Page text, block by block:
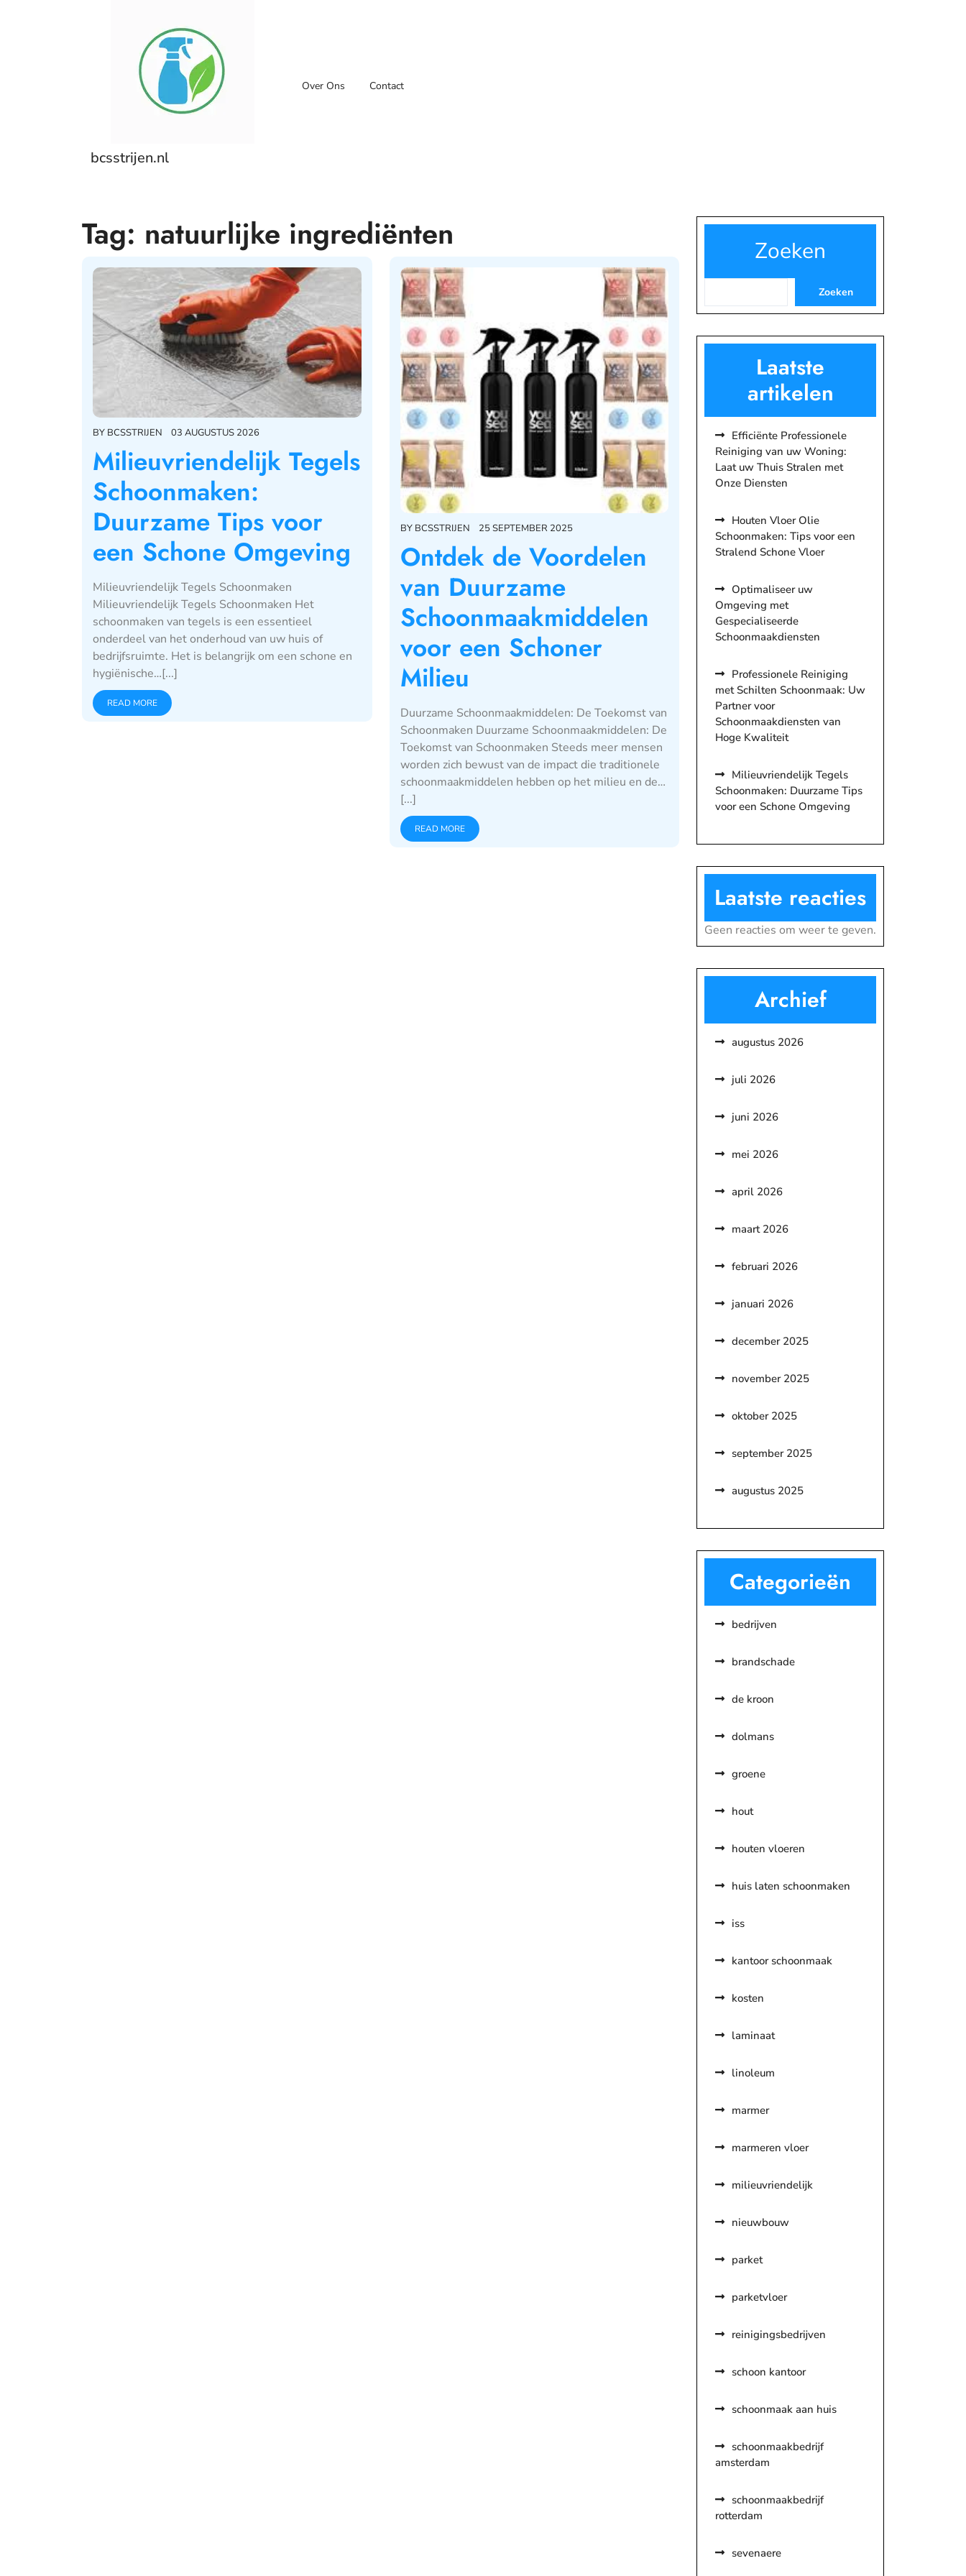
bcsstrijen.nl
Over Ons Contact
Tag: natuurlijke ingrediënten
BY BCSSTRIJEN 03 AUGUSTUS 2026
Milieuvriendelijk Tegels
Schoonmaken:
Duurzame Tips voor
een Schone Omgeving
Milieuvriendelijk Tegels Schoonmaken
Milieuvriendelijk Tegels Schoonmaken Het
schoonmaken van tegels is een essentieel
onderdeel van het onderhoud van uw huis of
bedrijfsruimte. Het is belangrijk om een schone en
hygiënische…[...]
READ MORE
BY BCSSTRIJEN 25 SEPTEMBER 2025
Ontdek de Voordelen
van Duurzame
Schoonmaakmiddelen
voor een Schoner
Milieu
Duurzame Schoonmaakmiddelen: De Toekomst van
Schoonmaken Duurzame Schoonmaakmiddelen: De
Toekomst van Schoonmaken Steeds meer mensen
worden zich bewust van de impact die traditionele
schoonmaakmiddelen hebben op het milieu en de…
[...]
READ MORE
Zoeken
Zoeken
Laatste
artikelen
Efficiënte Professionele
Reiniging van uw Woning:
Laat uw Thuis Stralen met
Onze Diensten
Houten Vloer Olie
Schoonmaken: Tips voor een
Stralend Schone Vloer
Optimaliseer uw
Omgeving met
Gespecialiseerde
Schoonmaakdiensten
Professionele Reiniging
met Schilten Schoonmaak: Uw
Partner voor
Schoonmaakdiensten van
Hoge Kwaliteit
Milieuvriendelijk Tegels
Schoonmaken: Duurzame Tips
voor een Schone Omgeving
Laatste reacties
Geen reacties om weer te geven.
Archief
augustus 2026
juli 2026
juni 2026
mei 2026
april 2026
maart 2026
februari 2026
januari 2026
december 2025
november 2025
oktober 2025
september 2025
augustus 2025
Categorieën
bedrijven
brandschade
de kroon
dolmans
groene
hout
houten vloeren
huis laten schoonmaken
iss
kantoor schoonmaak
kosten
laminaat
linoleum
marmer
marmeren vloer
milieuvriendelijk
nieuwbouw
parket
parketvloer
reinigingsbedrijven
schoon kantoor
schoonmaak aan huis
schoonmaakbedrijf
amsterdam
schoonmaakbedrijf
rotterdam
sevenaere